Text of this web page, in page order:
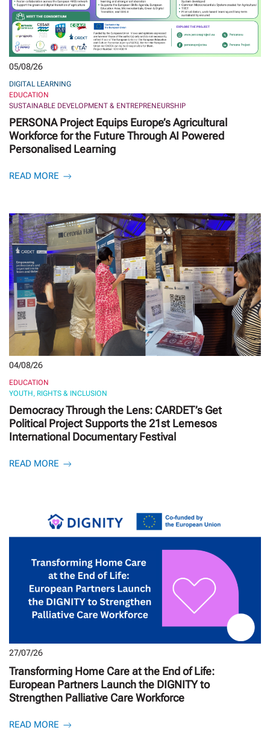
05/08/26
DIGITAL LEARNING
EDUCATION
SUSTAINABLE DEVELOPMENT & ENTREPRENEURSHIP
PERSONA Project Equips Europe’s Agricultural
Workforce for the Future Through AI Powered
Personalised Learning
READ MORE
04/08/26
EDUCATION
YOUTH, RIGHTS & INCLUSION
Democracy Through the Lens: CARDET’s Get
Political Project Supports the 21st Lemesos
International Documentary Festival
READ MORE
27/07/26
Transforming Home Care at the End of Life:
European Partners Launch the DIGNITY to
Strengthen Palliative Care Workforce
READ MORE